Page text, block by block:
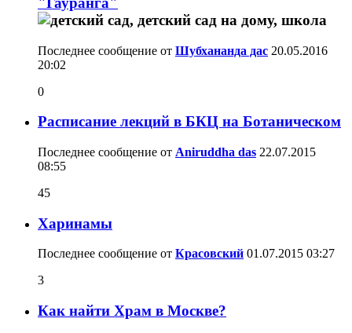
Последнее сообщение от Шубхананда дас 20.05.2016
20:02
0
Расписание лекций в БКЦ на Ботаническом
Последнее сообщение от Aniruddha das 22.07.2015
08:55
45
Харинамы
Последнее сообщение от Красовский 01.07.2015 03:27
3
Как найти Храм в Москве?